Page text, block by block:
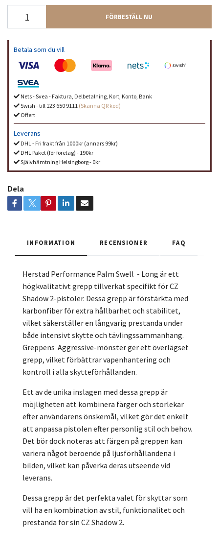
FÖRBESTÄLL NU
Betala som du vill
Nets - Svea - Faktura, Delbetalning, Kort, Konto, Bank
Swish - till 123 650 9111 (Skanna QR kod)
Offert
Leverans
DHL - Fri frakt från 1000kr (annars 99kr)
DHL Paket (för företag) - 190kr
Självhämtning Helsingborg - 0kr
Dela
INFORMATION RECENSIONER FAQ
Herstad Performance Palm Swell - Long är ett
högkvalitativt grepp tillverkat specifikt för CZ
Shadow 2-pistoler. Dessa grepp är förstärkta med
karbonfiber för extra hållbarhet och stabilitet,
vilket säkerställer en långvarig prestanda under
både intensivt skytte och tävlingssammanhang.
Greppens Aggressive-mönster ger ett överlägset
grepp, vilket förbättrar vapenhantering och
kontroll i alla skytteförhållanden.
Ett av de unika inslagen med dessa grepp är
möjligheten att kombinera färger och storlekar
efter användarens önskemål, vilket gör det enkelt
att anpassa pistolen efter personlig stil och behov.
Det bör dock noteras att färgen på greppen kan
variera något beroende på ljusförhållandena i
bilden, vilket kan påverka deras utseende vid
leverans.
Dessa grepp är det perfekta valet för skyttar som
vill ha en kombination av stil, funktionalitet och
prestanda för sin CZ Shadow 2.